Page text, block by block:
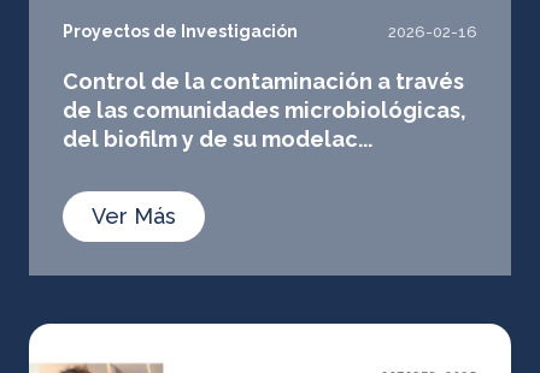
Proyectos de Investigación 2026-02-16
Control de la contaminación a través
de las comunidades microbiológicas,
del biofilm y de su modelac...
Ver Más